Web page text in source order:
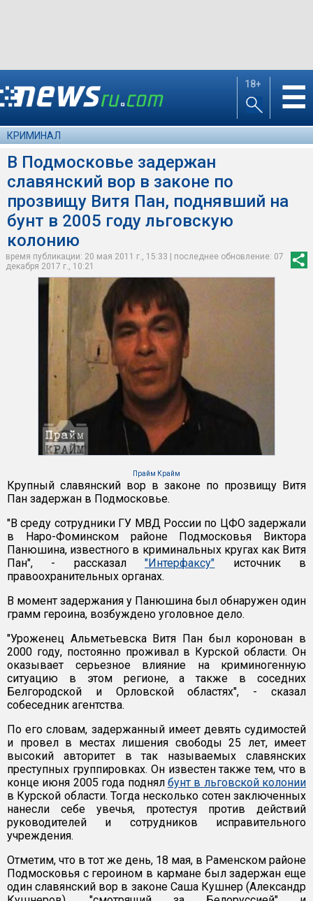
18+ ☰
КРИМИНАЛ
В Подмосковье задержан
славянский вор в законе по
прозвищу Витя Пан, поднявший на
бунт в 2005 году льговскую
колонию
время публикации: 20 мая 2011 г., 15:33 | последнее обновление: 07
декабря 2017 г., 10:21
Прайм Крайм
Крупный славянский вор в законе по прозвищу Витя
Пан задержан в Подмосковье.
"В среду сотрудники ГУ МВД России по ЦФО задержали
в Наро-Фоминском районе Подмосковья Виктора
Панюшина, известного в криминальных кругах как Витя
Пан", - рассказал"Интерфаксу" источник в
правоохранительных органах.
В момент задержания у Панюшина был обнаружен один
грамм героина, возбуждено уголовное дело.
"Уроженец Альметьевска Витя Пан был коронован в
2000 году, постоянно проживал в Курской области. Он
оказывает серьезное влияние на криминогенную
ситуацию в этом регионе, а также в соседних
Белгородской и Орловской областях", - сказал
собеседник агентства.
По его словам, задержанный имеет девять судимостей
и провел в местах лишения свободы 25 лет, имеет
высокий авторитет в так называемых славянских
преступных группировках. Он известен также тем, что в
конце июня 2005 года поднял бунт в льговской колонии
в Курской области. Тогда несколько сотен заключенных
нанесли себе увечья, протестуя против действий
руководителей и сотрудников исправительного
учреждения.
Отметим, что в тот же день, 18 мая, в Раменском районе
Подмосковья с героином в кармане был задержан еще
один славянский вор в законе Саша Кушнер (Александр